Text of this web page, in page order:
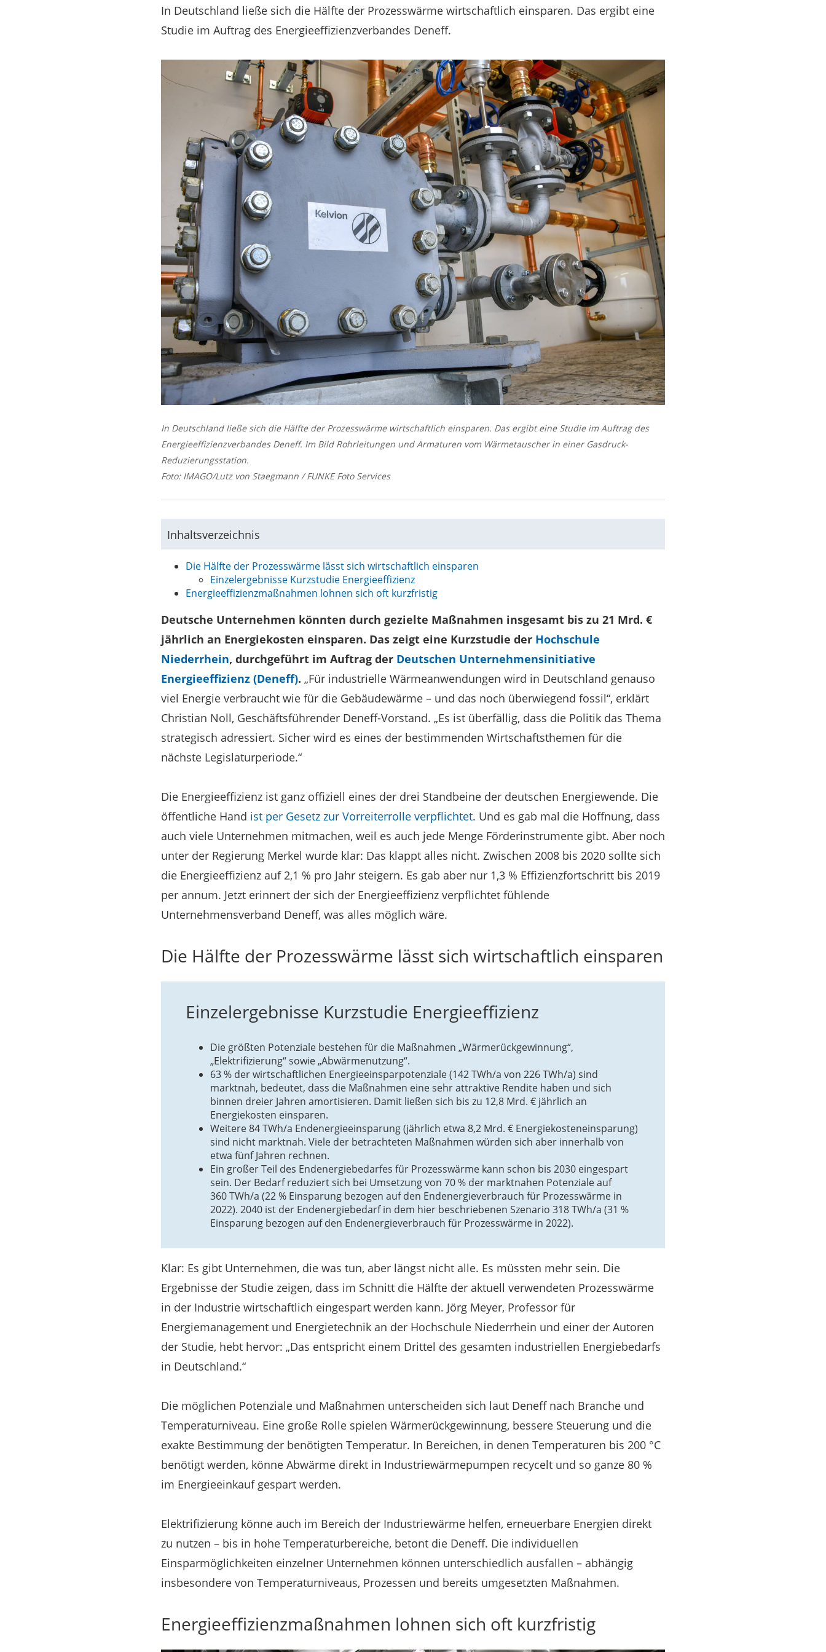
In Deutschland ließe sich die Hälfte der Prozesswärme wirtschaftlich einsparen. Das ergibt eine
Studie im Auftrag des Energieeffizienzverbandes Deneff.
In Deutschland ließe sich die Hälfte der Prozesswärme wirtschaftlich einsparen. Das ergibt eine Studie im Auftrag des
Energieeffizienzverbandes Deneff. Im Bild Rohrleitungen und Armaturen vom Wärmetauscher in einer Gasdruck-
Reduzierungsstation.
Foto: IMAGO/Lutz von Staegmann / FUNKE Foto Services
Inhaltsverzeichnis
Die Hälfte der Prozesswärme lässt sich wirtschaftlich einsparen
Einzelergebnisse Kurzstudie Energieeffizienz
Energieeffizienzmaßnahmen lohnen sich oft kurzfristig
Deutsche Unternehmen könnten durch gezielte Maßnahmen insgesamt bis zu 21 Mrd. €
jährlich an Energiekosten einsparen. Das zeigt eine Kurzstudie der Hochschule
Niederrhein, durchgeführt im Auftrag der Deutschen Unternehmensinitiative
Energieeffizienz (Deneff). „Für industrielle Wärmeanwendungen wird in Deutschland genauso
viel Energie verbraucht wie für die Gebäudewärme – und das noch überwiegend fossil“, erklärt
Christian Noll, Geschäftsführender Deneff-Vorstand. „Es ist überfällig, dass die Politik das Thema
strategisch adressiert. Sicher wird es eines der bestimmenden Wirtschaftsthemen für die
nächste Legislaturperiode.“
Die Energieeffizienz ist ganz offiziell eines der drei Standbeine der deutschen Energiewende. Die
öffentliche Hand ist per Gesetz zur Vorreiterrolle verpflichtet. Und es gab mal die Hoffnung, dass
auch viele Unternehmen mitmachen, weil es auch jede Menge Förderinstrumente gibt. Aber noch
unter der Regierung Merkel wurde klar: Das klappt alles nicht. Zwischen 2008 bis 2020 sollte sich
die Energieeffizienz auf 2,1 % pro Jahr steigern. Es gab aber nur 1,3 % Effizienzfortschritt bis 2019
per annum. Jetzt erinnert der sich der Energieeffizienz verpflichtet fühlende
Unternehmensverband Deneff, was alles möglich wäre.
Die Hälfte der Prozesswärme lässt sich wirtschaftlich einsparen
Einzelergebnisse Kurzstudie Energieeffizienz
Die größten Potenziale bestehen für die Maßnahmen „Wärmerückgewinnung“,
„Elektrifizierung“ sowie „Abwärmenutzung“.
63 % der wirtschaftlichen Energieeinsparpotenziale (142 TWh/a von 226 TWh/a) sind
marktnah, bedeutet, dass die Maßnahmen eine sehr attraktive Rendite haben und sich
binnen dreier Jahren amortisieren. Damit ließen sich bis zu 12,8 Mrd. € jährlich an
Energiekosten einsparen.
Weitere 84 TWh/a Endenergieeinsparung (jährlich etwa 8,2 Mrd. € Energiekosteneinsparung)
sind nicht marktnah. Viele der betrachteten Maßnahmen würden sich aber innerhalb von
etwa fünf Jahren rechnen.
Ein großer Teil des Endenergiebedarfes für Prozesswärme kann schon bis 2030 eingespart
sein. Der Bedarf reduziert sich bei Umsetzung von 70 % der marktnahen Potenziale auf
360 TWh/a (22 % Einsparung bezogen auf den Endenergieverbrauch für Prozesswärme in
2022). 2040 ist der Endenergiebedarf in dem hier beschriebenen Szenario 318 TWh/a (31 %
Einsparung bezogen auf den Endenergieverbrauch für Prozesswärme in 2022).
Klar: Es gibt Unternehmen, die was tun, aber längst nicht alle. Es müssten mehr sein. Die
Ergebnisse der Studie zeigen, dass im Schnitt die Hälfte der aktuell verwendeten Prozesswärme
in der Industrie wirtschaftlich eingespart werden kann. Jörg Meyer, Professor für
Energiemanagement und Energietechnik an der Hochschule Niederrhein und einer der Autoren
der Studie, hebt hervor: „Das entspricht einem Drittel des gesamten industriellen Energiebedarfs
in Deutschland.“
Die möglichen Potenziale und Maßnahmen unterscheiden sich laut Deneff nach Branche und
Temperaturniveau. Eine große Rolle spielen Wärmerückgewinnung, bessere Steuerung und die
exakte Bestimmung der benötigten Temperatur. In Bereichen, in denen Temperaturen bis 200 °C
benötigt werden, könne Abwärme direkt in Industriewärmepumpen recycelt und so ganze 80 %
im Energieeinkauf gespart werden.
Elektrifizierung könne auch im Bereich der Industriewärme helfen, erneuerbare Energien direkt
zu nutzen – bis in hohe Temperaturbereiche, betont die Deneff. Die individuellen
Einsparmöglichkeiten einzelner Unternehmen können unterschiedlich ausfallen – abhängig
insbesondere von Temperaturniveaus, Prozessen und bereits umgesetzten Maßnahmen.
Energieeffizienzmaßnahmen lohnen sich oft kurzfristig